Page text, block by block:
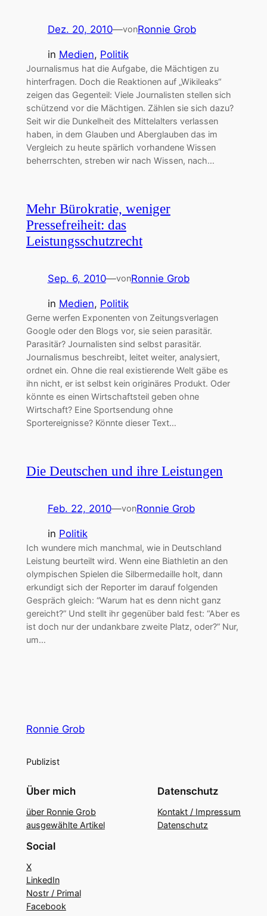
Dez. 20, 2010—vonRonnie Grob
in Medien, Politik
Journalismus hat die Aufgabe, die Mächtigen zu
hinterfragen. Doch die Reaktionen auf „Wikileaks“
zeigen das Gegenteil: Viele Journalisten stellen sich
schützend vor die Mächtigen. Zählen sie sich dazu?
Seit wir die Dunkelheit des Mittelalters verlassen
haben, in dem Glauben und Aberglauben das im
Vergleich zu heute spärlich vorhandene Wissen
beherrschten, streben wir nach Wissen, nach…
Mehr Bürokratie, weniger
Pressefreiheit: das
Leistungsschutzrecht
Sep. 6, 2010—vonRonnie Grob
in Medien, Politik
Gerne werfen Exponenten von Zeitungsverlagen
Google oder den Blogs vor, sie seien parasitär.
Parasitär? Journalisten sind selbst parasitär.
Journalismus beschreibt, leitet weiter, analysiert,
ordnet ein. Ohne die real existierende Welt gäbe es
ihn nicht, er ist selbst kein originäres Produkt. Oder
könnte es einen Wirtschaftsteil geben ohne
Wirtschaft? Eine Sportsendung ohne
Sportereignisse? Könnte dieser Text…
Die Deutschen und ihre Leistungen
Feb. 22, 2010—vonRonnie Grob
in Politik
Ich wundere mich manchmal, wie in Deutschland
Leistung beurteilt wird. Wenn eine Biathletin an den
olympischen Spielen die Silbermedaille holt, dann
erkundigt sich der Reporter im darauf folgenden
Gespräch gleich: “Warum hat es denn nicht ganz
gereicht?” Und stellt ihr gegenüber bald fest: “Aber es
ist doch nur der undankbare zweite Platz, oder?” Nur,
um…
Ronnie Grob
Publizist
Über mich
über Ronnie Grob
ausgewählte Artikel
Datenschutz
Kontakt / Impressum
Datenschutz
Social
X
LinkedIn
Nostr / Primal
Facebook